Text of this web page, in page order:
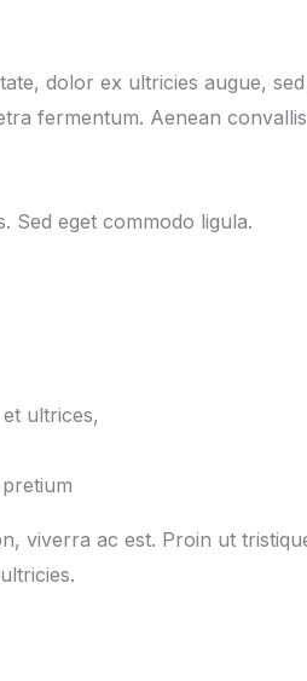
dolor ex ultricies augue,
fermentum. Aenean
Sed eget commodo ligula.
ultrices,
viverra ac est. Proin ut